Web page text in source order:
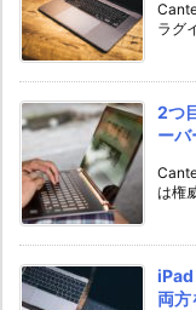
ラグ
2つ
ー
は権
両方